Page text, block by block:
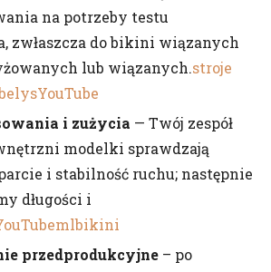
na potrzeby testu
zwłaszcza do bikini wiązanych
lub wiązanych.stroje
YouTube
i zużycia — Twój zespół
modelki sprawdzają
i stabilność ruchu; następnie
długości i
mlbikini
przedprodukcyjne – po